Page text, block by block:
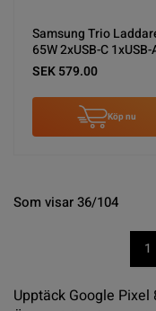
Samsung Trio
65W 2xUSB-C 1xUSB-
Svart
SEK 579.00
Köp nu
Som visar 36/104
1
Upptäck Google